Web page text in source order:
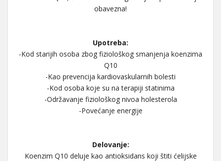
obavezna!
Upotreba:
-Kod starijih osoba zbog fiziološkog smanjenja koenzima
Q10
-Kao prevencija kardiovaskularnih bolesti
-Kod osoba koje su na terapiji statinima
-Održavanje fiziološkog nivoa holesterola
-Povećanje energije
Delovanje:
Koenzim Q10 deluje kao antioksidans koji štiti ćelijske